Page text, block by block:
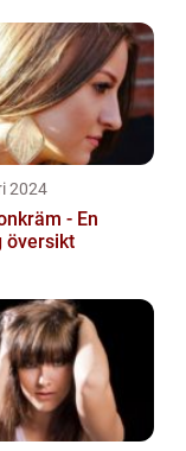
2024
- En
översikt